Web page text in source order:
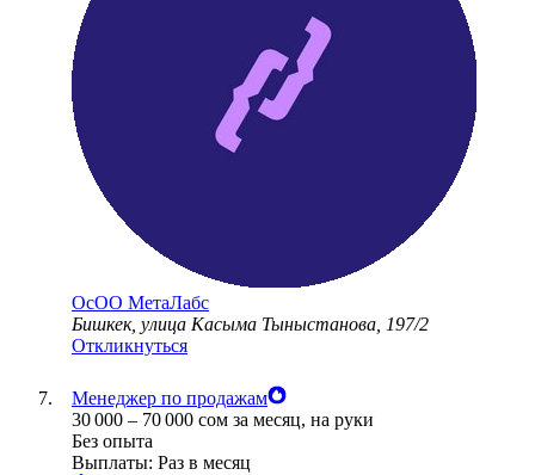
ОсОО МетаЛабс
Бишкек, улица Касыма Тыныстанова, 197/2
Откликнуться
Менеджер по продажам
30 000 – 70 000 сом за месяц, на руки
Без опыта
Выплаты: Раз в месяц